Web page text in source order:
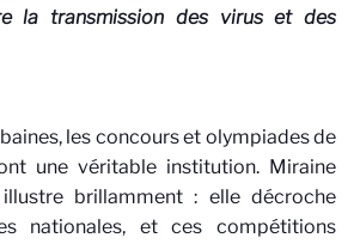
la transmission des virus et des
les concours et olympiades de
une véritable institution. Miraine
illustre brillamment : elle décroche
nationales, et ces compétitions